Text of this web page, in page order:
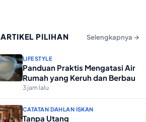
ARTIKEL PILIHAN Selengkapnya →
LIFESTYLE
Panduan Praktis Mengatasi Air
Rumah yang Keruh dan Berbau
3 jam lalu
CATATAN DAHLAN ISKAN
Tanpa Utang